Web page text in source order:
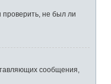
проверить, не был ли
сообщения,